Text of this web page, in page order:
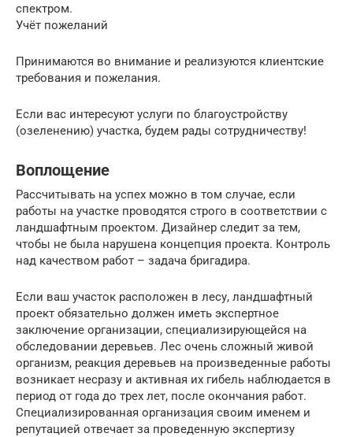
спектром.
Учёт пожеланий
Принимаются во внимание и реализуются клиентские
требования и пожелания.
Если вас интересуют услуги по благоустройству
(озеленению) участка, будем рады сотрудничеству!
Воплощение
Рассчитывать на успех можно в том случае, если
работы на участке проводятся строго в соответствии с
ландшафтным проектом. Дизайнер следит за тем,
чтобы не была нарушена концепция проекта. Контроль
над качеством работ – задача бригадира.
Если ваш участок расположен в лесу, ландшафтный
проект обязательно должен иметь экспертное
заключение организации, специализирующейся на
обследовании деревьев. Лес очень сложный живой
организм, реакция деревьев на произведенные работы
возникает несразу и активная их гибель наблюдается в
период от года до трех лет, после окончания работ.
Специализированная организация своим именем и
репутацией отвечает за проведенную экспертизу